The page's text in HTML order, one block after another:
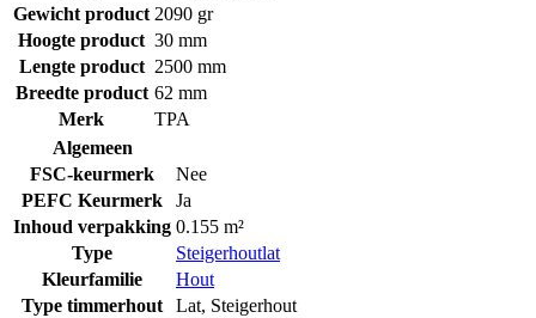
Gewicht product 2090 gr
Hoogte product 30 mm
Lengte product 2500 mm
Breedte product 62 mm
Merk
TPA
Algemeen
FSC-keurmerk
Nee
PEFC Keurmerk
Ja
Inhoud verpakking 0.155 m²
Type
Steigerhoutlat
Kleurfamilie
Hout
Type timmerhout
Lat, Steigerhout